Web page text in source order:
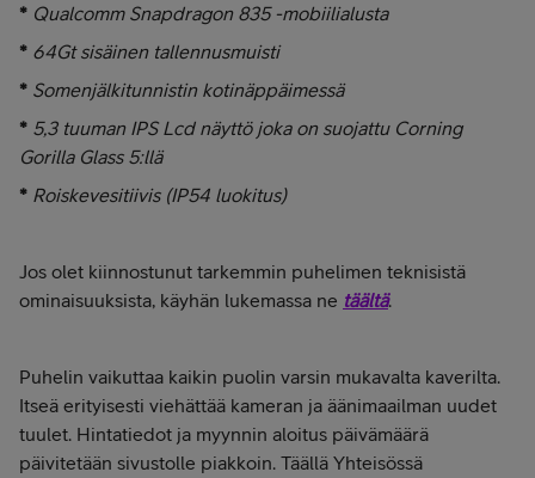
* Qualcomm Snapdragon 835 -mobiilialusta
* 64Gt sisäinen tallennusmuisti
* Somenjälkitunnistin kotinäppäimessä
* 5,3 tuuman IPS Lcd näyttö joka on suojattu Corning
Gorilla Glass 5:llä
* Roiskevesitiivis (IP54 luokitus)
Jos olet kiinnostunut tarkemmin puhelimen teknisistä
ominaisuuksista, käyhän lukemassa ne täältä.
Puhelin vaikuttaa kaikin puolin varsin mukavalta kaverilta.
Itseä erityisesti viehättää kameran ja äänimaailman uudet
tuulet. Hintatiedot ja myynnin aloitus päivämäärä
päivitetään sivustolle piakkoin. Täällä Yhteisössä